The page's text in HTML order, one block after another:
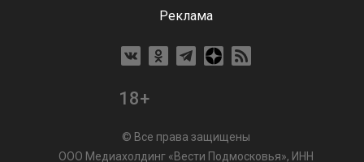
Реклама
18+
© Все права защищены
ООО Медиахолдинг «Вести Подмосковья», ИНН